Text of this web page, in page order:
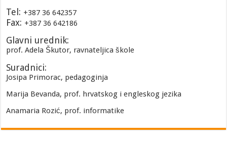
Tel: +387 36 642357
Fax: +387 36 642186
Glavni urednik:
prof. Adela Škutor, ravnateljica škole
Suradnici:
Josipa Primorac, pedagoginja
Marija Bevanda, prof. hrvatskog i engleskog jezika
Anamaria Rozić, prof. informatike